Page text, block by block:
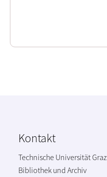
Kontakt
Technische Universität Graz
Bibliothek und Archiv